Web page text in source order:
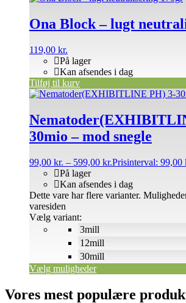
Ona Block – lugt
119,00 kr.
På lager
Kan afsendes i dag
Tilføj til kurv
30mio – mod snegle
99,00 kr. – 599,00 kr.Prisinterval: 99,00
På lager
Kan afsendes i dag
Vælg variant:
Vælg muligheder
Dette vare har flere varianter.
varesiden
3mill
12mill
30mill
Vores mest populære